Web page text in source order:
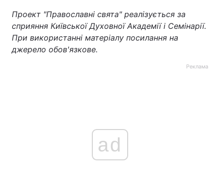
Проект "Православні свята" реалізується за
сприяння Київської Духовної Академії і Семінарії.
При використанні матеріалу посилання на
джерело обов'язкове.
Реклама
ad